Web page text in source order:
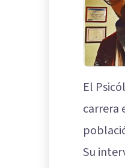
El
carrera
Su